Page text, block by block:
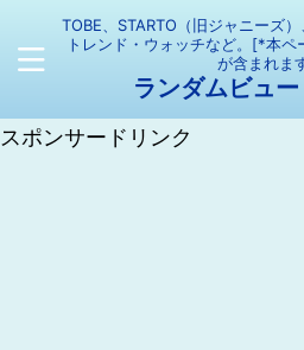
TOBE、STARTO（旧ジャニーズ
トレンド・ウォッチなど。[*本ペ
が含まれま
ランダムビュー
スポンサードリンク